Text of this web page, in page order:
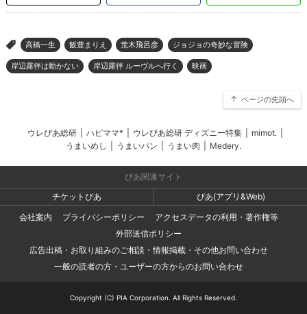
> 高橋一生 飯豊まりえ 荒木飛呂彦 ジョジョの奇妙な冒険
岸辺露伴は動かない 岸辺露伴 ルーヴルへ行く 映画
ページの先頭へ
ウレぴあ総研 ハピママ* ウレぴあ総研 ディズニー特集 mimot.
うまいめし
うまいパン うまい肉 Medery.
ぴあ関連サイト
チケットぴあ
ぴあ(アプリ&Web)
会社案内
プライバシーポリシー
アクセスデータの利用・著作権等
外部送信ポリシー
広告出稿・お取り組みのご相談・情報掲載・その他お問い合わせ
一般の読者の方・ユーザーの方からのお問い合わせ
Copyright (C) PIA Corporation. All Rights Reserved.